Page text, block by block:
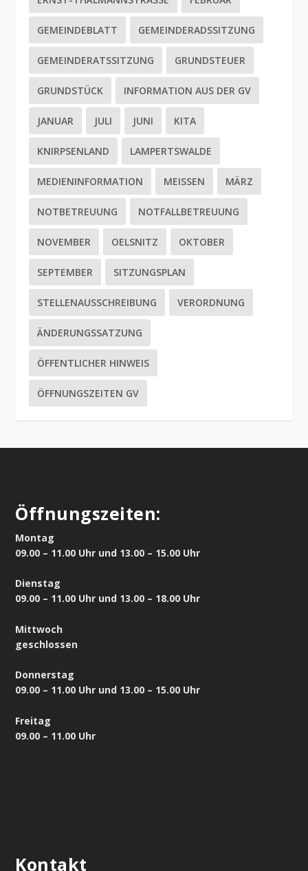
GEMEINDEBLATT GEMEINDERADSSITZUNG
GEMEINDERATSSITZUNG GRUNDSTEUER
GRUNDSTÜCK INFORMATION AUS DER GV
JANUAR JULI JUNI KITA
KNIRPSENLAND LAMPERTSWALDE
MEDIENINFORMATION MEISSEN MÄRZ
NOTBETREUUNG NOTFALLBETREUUNG
NOVEMBER OELSNITZ OKTOBER
SEPTEMBER SITZUNGSPLAN
STELLENAUSSCHREIBUNG VERORDNUNG
ÄNDERUNGSSATZUNG
ÖFFENTLICHER HINWEIS
ÖFFNUNGSZEITEN GV
Öffnungszeiten:
Montag
09.00 – 11.00 Uhr und 13.00 – 15.00 Uhr
Dienstag
09.00 – 11.00 Uhr und 13.00 – 18.00 Uhr
Mittwoch
geschlossen
Donnerstag
09.00 – 11.00 Uhr und 13.00 – 15.00 Uhr
Freitag
09.00 – 11.00 Uhr
Kontakt